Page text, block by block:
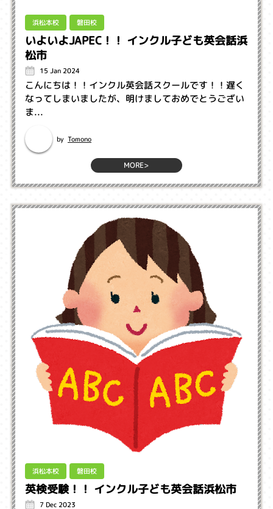
浜松本校 磐田校
いよいよJAPEC！！ インクル子ども英会話浜
松市
15 Jan 2024
こんにちは！！インクル英会話スクールです！！遅く
なってしまいましたが、明けましておめでとうござい
ま...
by Tomono
MORE>
浜松本校 磐田校
英検受験！！ インクル子ども英会話浜松市
7 Dec 2023